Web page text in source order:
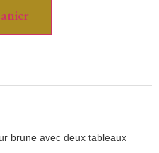
brune avec deux tableaux